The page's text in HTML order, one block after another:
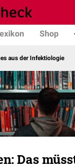
Shop
aus der Infektiologie
Das